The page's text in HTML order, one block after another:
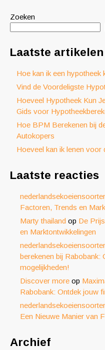
Zoeken
Laatste artikelen
Hoe kan ik een hypotheek
Vind de Voordeligste
Hoeveel Hypotheek Kun
Gids voor
Hoe BPM Berekenen bij
Autokopers
Hoeveel kan ik lenen voor
Laatste reacties
Factoren, Trends en
Marty thailand op De
en Marktontwikkelingen
berekenen bij Rabobank:
mogelijkheden!
Discover more op
Rabobank: Ontdek jouw
Een Nieuwe Manier van
Archief